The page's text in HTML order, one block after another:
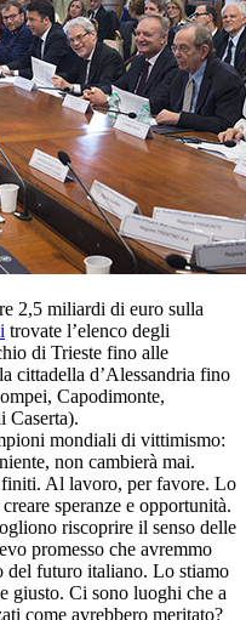
2,5 miliardi di euro sulla
trovate l’elenco degli
di Trieste fino alle
cittadella d’Alessandria fino
Capodimonte,
Caserta).
mondiali di vittimismo:
non cambierà mai.
Al lavoro, per favore. Lo
speranze e opportunità.
riscoprire il senso delle
promesso che avremmo
del futuro italiano. Lo stiamo
giusto. Ci sono luoghi che a
come avrebbero meritato?